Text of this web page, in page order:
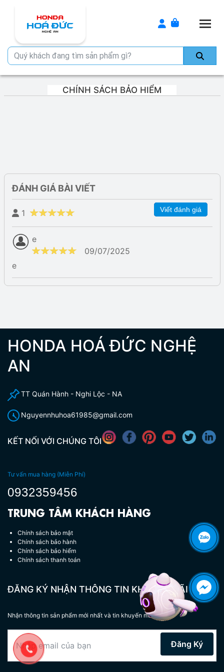
CHÍNH SÁCH BẢO HIỂM
ĐÁNH GIÁ BÀI VIẾT
1 Viết đánh giá
e
09/07/2025
e
HONDA HOÁ ĐỨC NGHỆ
AN
TT Quán Hành - Nghi Lộc - NA
Nguyennhuhoa61985@gmail.com
KẾT NỐI VỚI CHÚNG TÔI
Tư vấn mua hàng (Miễn Phí)
0932359456
TRUNG TÂM KHÁCH HÀNG
Chính sách bảo mật
Chính sách bảo hành
Chính sách bảo hiểm
Chính sách thanh toán
ĐĂNG KÝ NHẬN THÔNG TIN KHUYẾN MÃI
Nhận thông tin sản phẩm mới nhất và tin khuyến mãi.
Đăng Ký
Hotline tư vấn miễn phí:0932 359 456